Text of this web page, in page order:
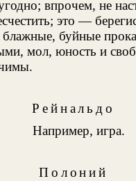
впрочем, не
это —
блажные, буйные
мол, юность и
Рейнальдо
Например, игра.
Полоний